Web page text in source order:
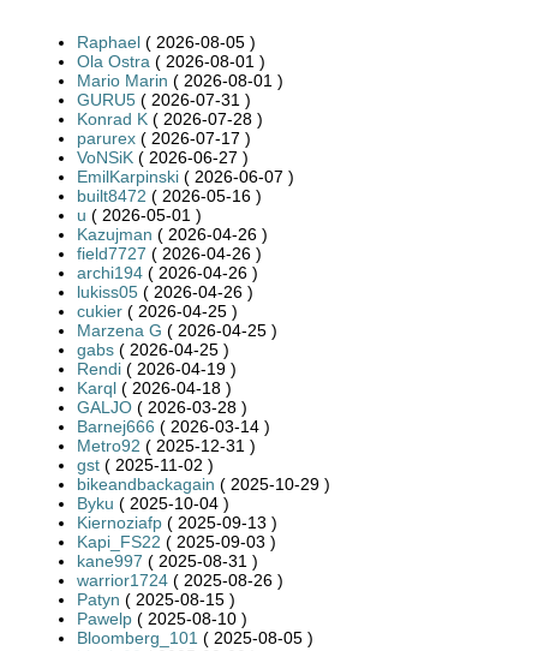
Raphael ( 2026-08-05 )
Ola Ostra ( 2026-08-01 )
Mario Marin ( 2026-08-01 )
GURU5 ( 2026-07-31 )
Konrad K ( 2026-07-28 )
parurex ( 2026-07-17 )
VoNSiK ( 2026-06-27 )
EmilKarpinski ( 2026-06-07 )
built8472 ( 2026-05-16 )
u ( 2026-05-01 )
Kazujman ( 2026-04-26 )
field7727 ( 2026-04-26 )
archi194 ( 2026-04-26 )
lukiss05 ( 2026-04-26 )
cukier ( 2026-04-25 )
Marzena G ( 2026-04-25 )
gabs ( 2026-04-25 )
Rendi ( 2026-04-19 )
Karql ( 2026-04-18 )
GALJO ( 2026-03-28 )
Barnej666 ( 2026-03-14 )
Metro92 ( 2025-12-31 )
gst ( 2025-11-02 )
bikeandbackagain ( 2025-10-29 )
Byku ( 2025-10-04 )
Kiernoziafp ( 2025-09-13 )
Kapi_FS22 ( 2025-09-03 )
kane997 ( 2025-08-31 )
warrior1724 ( 2025-08-26 )
Patyn ( 2025-08-15 )
Pawelp ( 2025-08-10 )
Bloomberg_101 ( 2025-08-05 )